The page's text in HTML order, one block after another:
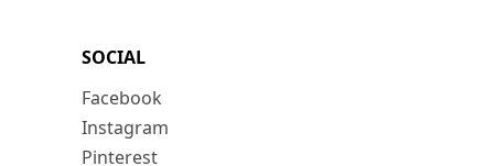
SOCIAL
Facebook
Instagram
Pinterest